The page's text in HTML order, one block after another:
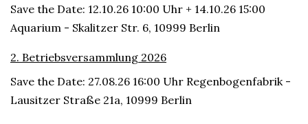
Save the Date: 12.10.26 10:00 Uhr + 14.10.26 15:00
Aquarium - Skalitzer Str. 6, 10999 Berlin
2. Betriebsversammlung 2026
Save the Date: 27.08.26 16:00 Uhr Regenbogenfabrik -
Lausitzer Straße 21a, 10999 Berlin